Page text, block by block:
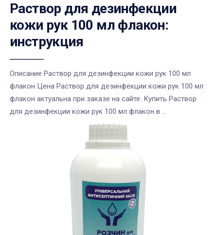
Раствор для дезинфекции
кожи рук 100 мл флакон:
инструкция
Описание Раствор для дезинфекции кожи рук 100 мл
флакон Цена Раствор для дезинфекции кожи рук 100 мл
флакон актуальна при заказе на сайте. Купить Раствор
для дезинфекции кожи рук 100 мл флакон в ...